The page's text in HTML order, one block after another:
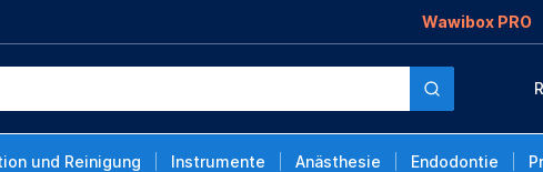
Wawibox PRO
und Reinigung Instrumente Anästhesie Endodontie
Cranberry, Kids,